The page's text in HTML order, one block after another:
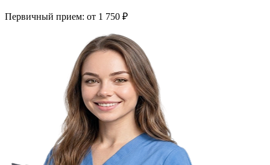
Первичный прием: от 1 750 ₽